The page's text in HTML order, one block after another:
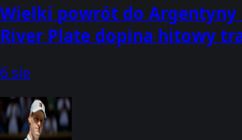
Wielki powrót do Argentyny
River Plate dopina hitowy
6 sie